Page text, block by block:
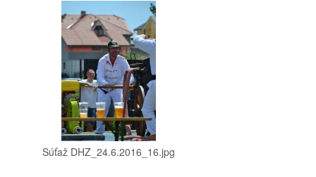
Súťaž DHZ_24.6.2016_16.jpg